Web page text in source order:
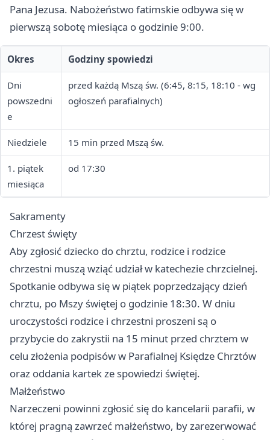
Pana Jezusa. Nabożeństwo fatimskie odbywa się w
pierwszą sobotę miesiąca o godzinie 9:00.
Okres Godziny spowiedzi
Dni
powszedni
e
przed każdą Mszą św. (6:45, 8:15, 18:10 - wg
ogłoszeń parafialnych)
Niedziele 15 min przed Mszą św.
1. piątek
miesiąca
od 17:30
Sakramenty
Chrzest święty
Aby zgłosić dziecko do chrztu, rodzice i rodzice
chrzestni muszą wziąć udział w katechezie chrzcielnej.
Spotkanie odbywa się w piątek poprzedzający dzień
chrztu, po Mszy świętej o godzinie 18:30. W dniu
uroczystości rodzice i chrzestni proszeni są o
przybycie do zakrystii na 15 minut przed chrztem w
celu złożenia podpisów w Parafialnej Księdze Chrztów
oraz oddania kartek ze spowiedzi świętej.
Małżeństwo
Narzeczeni powinni zgłosić się do kancelarii parafii, w
której pragną zawrzeć małżeństwo, by zarezerwować